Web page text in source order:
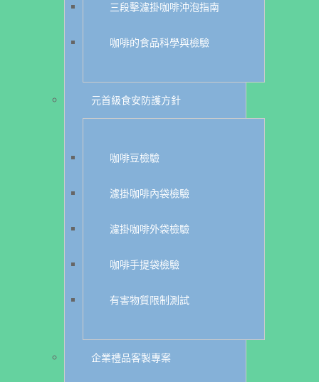
三段擊濾掛咖啡沖泡指南
咖啡的食品科學與檢驗
元首級食安防護方針
咖啡豆檢驗
濾掛咖啡內袋檢驗
濾掛咖啡外袋檢驗
咖啡手提袋檢驗
有害物質限制測試
企業禮品客製專案